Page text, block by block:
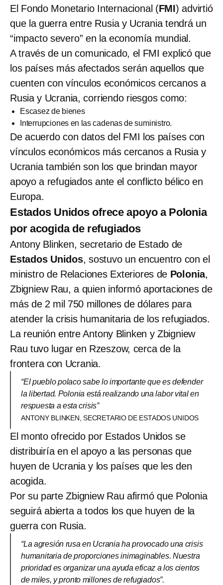
El Fondo Monetario Internacional (FMI) advirtió
que la guerra entre Rusia y Ucrania tendrá un
“impacto severo” en la economía mundial.
A través de un comunicado, el FMI explicó que
los países más afectados serán aquellos que
cuenten con vínculos económicos cercanos a
Rusia y Ucrania, corriendo riesgos como:
Escasez de bienes
Interrupciones en las cadenas de suministro.
De acuerdo con datos del FMI los países con
vínculos económicos más cercanos a Rusia y
Ucrania también son los que brindan mayor
apoyo a refugiados ante el conflicto bélico en
Europa.
Estados Unidos ofrece apoyo a Polonia
por acogida de refugiados
Antony Blinken, secretario de Estado de
Estados Unidos, sostuvo un encuentro con el
ministro de Relaciones Exteriores de Polonia,
Zbigniew Rau, a quien informó aportaciones de
más de 2 mil 750 millones de dólares para
atender la crisis humanitaria de los refugiados.
La reunión entre Antony Blinken y Zbigniew
Rau tuvo lugar en Rzeszow, cerca de la
frontera con Ucrania.
“El pueblo polaco sabe lo importante que es defender
la libertad. Polonia está realizando una labor vital en
respuesta a esta crisis”
ANTONY BLINKEN, SECRETARIO DE ESTADOS UNIDOS
El monto ofrecido por Estados Unidos se
distribuiría en el apoyo a las personas que
huyen de Ucrania y los países que les den
acogida.
Por su parte Zbigniew Rau afirmó que Polonia
seguirá abierta a todos los que huyen de la
guerra con Rusia.
“La agresión rusa en Ucrania ha provocado una crisis
humanitaria de proporciones inimaginables. Nuestra
prioridad es organizar una ayuda eficaz a los cientos
de miles, y pronto millones de refugiados”.